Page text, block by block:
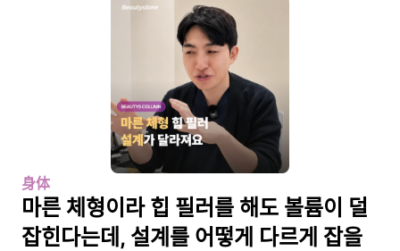
身体
마른 체형이라 힙 필러를 해도 볼륨이 덜
잡힌다는데, 설계를 어떻게 다르게 잡을